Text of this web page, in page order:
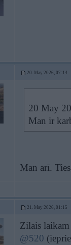
20. May 2026, 07:14
20 May
Man ir
Man arī.
21. May 2026, 01:15
Zilais
@520